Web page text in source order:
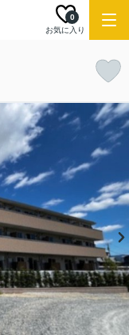
お気に入り
0